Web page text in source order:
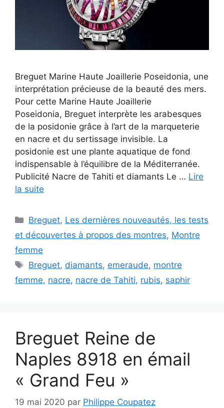
Breguet Marine Haute Joaillerie Poseidonia, une
interprétation précieuse de la beauté des mers.
Pour cette Marine Haute Joaillerie
Poseidonia, Breguet interprète les arabesques
de la posidonie grâce à l’art de la marqueterie
en nacre et du sertissage invisible. La
posidonie est une plante aquatique de fond
indispensable à l’équilibre de la Méditerranée.
Publicité Nacre de Tahiti et diamants Le … Lire
la suite
Catégories
Breguet, Les dernières nouveautés, les tests
et découvertes à propos des montres, Montre
femme
Étiquettes
Breguet, diamants, emeraude, montre
femme, nacre, nacre de Tahiti, rubis, saphir
Breguet Reine de
Naples 8918 en émail
« Grand Feu »
19 mai 2020 par Philippe Coupatez